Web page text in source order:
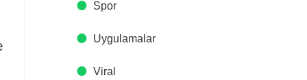
Spor
Uygulamalar
Viral